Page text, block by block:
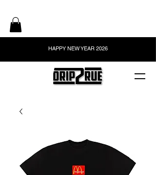
HAPPY NEW YEAR 2026